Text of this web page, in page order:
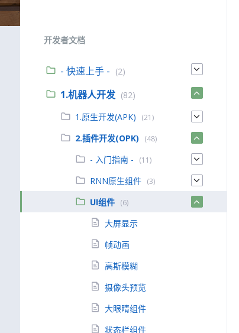
开发者文档
- 快速上手 - (2)
1.机器人开发 (82)
1.原生开发(APK)
(21)
2.插件开发(OPK) (48)
- 入门指南 - (11)
RNN原生组件 (3)
UI组件 (6)
大屏显示
帧动画
高斯模糊
摄像头预览
大眼睛组件
状态栏组件